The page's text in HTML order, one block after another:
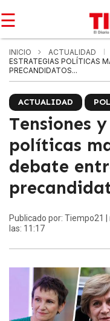
☰
INICIO ACTUALIDAD
ESTRATEGIAS POLÍTICAS
PRECANDIDATOS...
ACTUALIDAD
Tensiones
políticas
debate
Publicado por: Tiempo21 |
las: 11:17